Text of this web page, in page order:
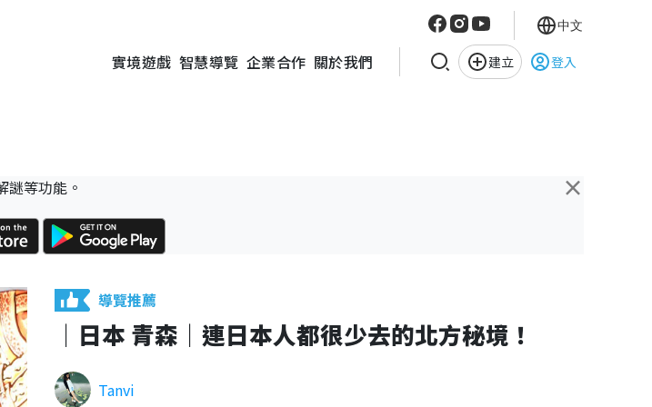
實境遊戲 智慧導覽 企業合作 關於我們 建立 登入
中文
×
謎等功能。
導覽推薦
｜日本 青森｜連日本人都很少去的北方秘境！
Tanvi